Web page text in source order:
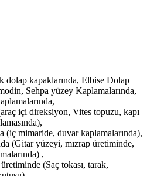
dolap kapaklarında, Elbise Dolap
Sehpa yüzey Kaplamalarında,
içi direksiyon, Vites topuzu, kapı
(iç mimaride, duvar kaplamalarında),
(Gitar yüzeyi, mızrap üretiminde,
,
(Saç tokası, tarak,